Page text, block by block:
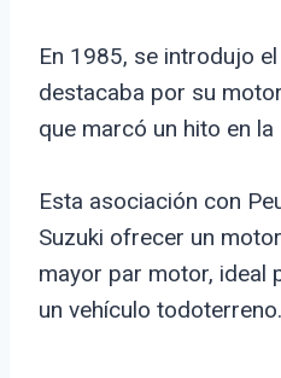
En 1985, se introdujo
destacaba por su
que marcó un hito en
Esta asociación con
Suzuki ofrecer un
mayor par motor, ideal
un vehículo todoterreno.